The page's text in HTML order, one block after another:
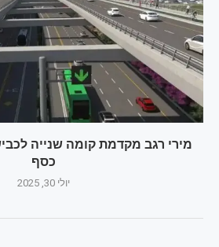
כסף
יולי 30, 2025